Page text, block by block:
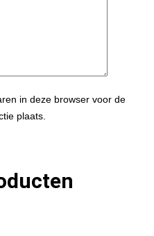
in deze browser voor de
plaats.